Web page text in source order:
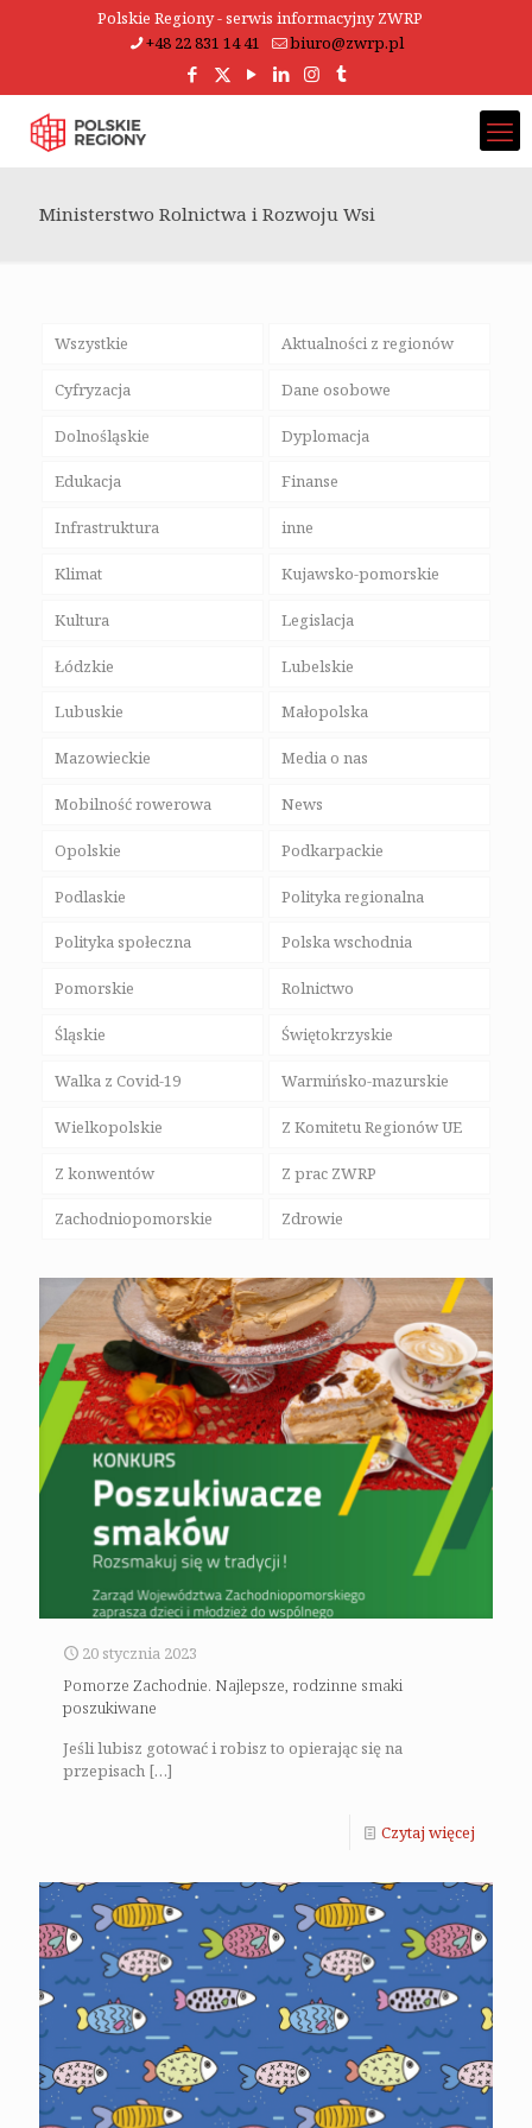
Polskie Regiony - serwis informacyjny ZWRP
+48 22 831 14 41
biuro@zwrp.pl
Ministerstwo Rolnictwa i Rozwoju Wsi
Wszystkie Aktualności z regionów
Cyfryzacja Dane osobowe
Dolnośląskie Dyplomacja
Edukacja Finanse
Infrastruktura inne
Klimat Kujawsko-pomorskie
Kultura Legislacja
Łódzkie Lubelskie
Lubuskie Małopolska
Mazowieckie Media o nas
Mobilność rowerowa News
Opolskie Podkarpackie
Podlaskie Polityka regionalna
Polityka społeczna Polska wschodnia
Pomorskie Rolnictwo
Śląskie Świętokrzyskie
Walka z Covid-19 Warmińsko-mazurskie
Wielkopolskie Z Komitetu Regionów UE
Z konwentów Z prac ZWRP
Zachodniopomorskie Zdrowie
20 stycznia 2023
Pomorze Zachodnie. Najlepsze, rodzinne smaki
poszukiwane
Jeśli lubisz gotować i robisz to opierając się na
przepisach […]
Czytaj więcej